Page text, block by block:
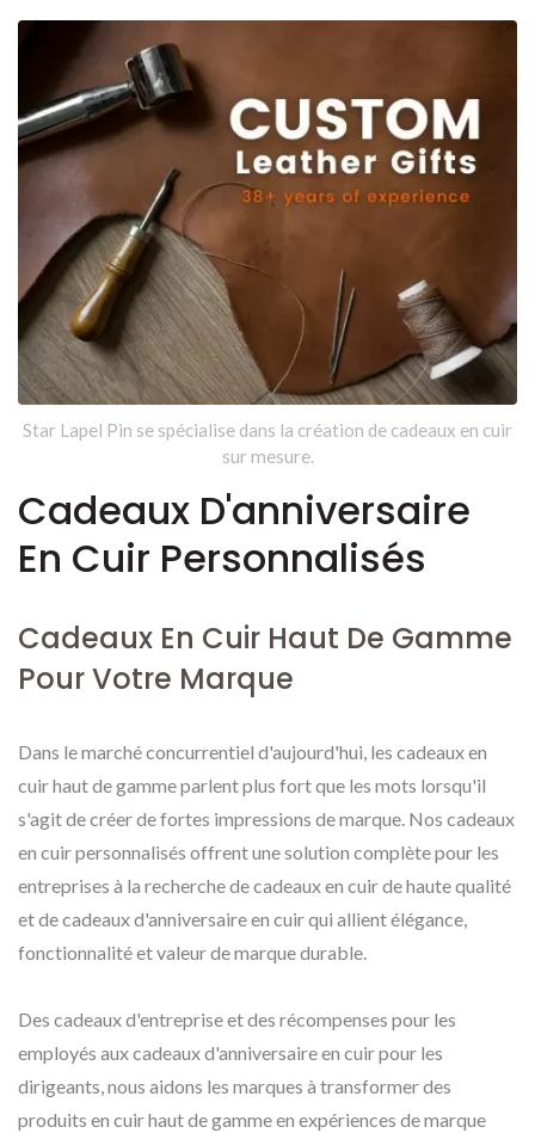
Star Lapel Pin se spécialise dans la création de cadeaux en cuir
sur mesure.
Cadeaux D'anniversaire
En Cuir Personnalisés
Cadeaux En Cuir Haut De Gamme
Pour Votre Marque
Dans le marché concurrentiel d'aujourd'hui, les cadeaux en
cuir haut de gamme parlent plus fort que les mots lorsqu'il
s'agit de créer de fortes impressions de marque. Nos cadeaux
en cuir personnalisés offrent une solution complète pour les
entreprises à la recherche de cadeaux en cuir de haute qualité
et de cadeaux d'anniversaire en cuir qui allient élégance,
fonctionnalité et valeur de marque durable.
Des cadeaux d'entreprise et des récompenses pour les
employés aux cadeaux d'anniversaire en cuir pour les
dirigeants, nous aidons les marques à transformer des
produits en cuir haut de gamme en expériences de marque